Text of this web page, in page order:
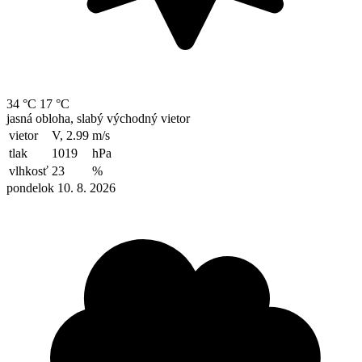
34 °C 17 °C
jasná obloha, slabý východný vietor
vietor
V, 2.99 m/s
tlak
1019
hPa
vlhkosť 23
%
pondelok 10. 8. 2026